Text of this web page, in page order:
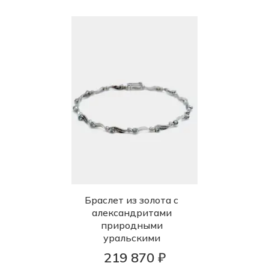
Браслет из золота с
александритами
природными
уральскими
219 870 ₽